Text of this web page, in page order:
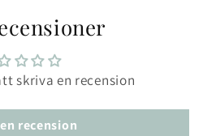
skriva en recension
recension